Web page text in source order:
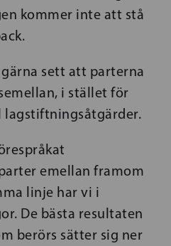
kommer inte att stå
sett att parterna
i stället för
emellan framom
linje har vi i
De bästa resultaten
berörs sätter sig ner